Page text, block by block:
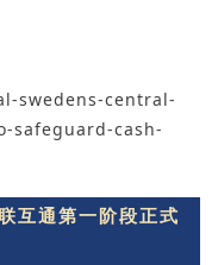
swedens-central-
safeguard-cash-
互通第一阶段正式